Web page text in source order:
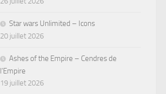
Star wars Unlimited – Icons
20 juillet 2026
Ashes of the Empire – Cendres de
l’Empire
19 juillet 2026